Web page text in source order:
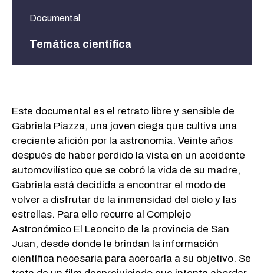
Documental
Temática científica
Este documental es el retrato libre y sensible de
Gabriela Piazza, una joven ciega que cultiva una
creciente afición por la astronomía. Veinte años
después de haber perdido la vista en un accidente
automovilístico que se cobró la vida de su madre,
Gabriela está decidida a encontrar el modo de
volver a disfrutar de la inmensidad del cielo y las
estrellas. Para ello recurre al Complejo
Astronómico El Leoncito de la provincia de San
Juan, desde donde le brindan la información
científica necesaria para acercarla a su objetivo. Se